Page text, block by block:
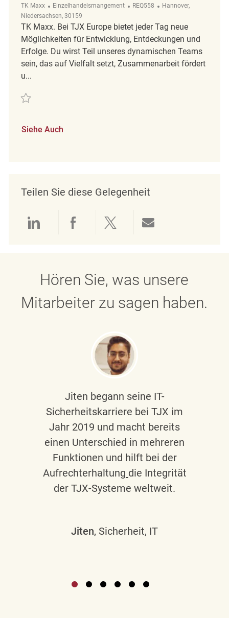
TK Maxx Kategorie
Einzelhandelsmangement ReqId
REQ558 Ort
Hannover,
Niedersachsen, 30159
TK Maxx. Bei TJX Europe bietet jeder Tag neue
Möglichkeiten für Entwicklung, Entdeckungen und
Erfolge. Du wirst Teil unseres dynamischen Teams
sein, das auf Vielfalt setzt, Zusammenarbeit fördert
u...
Retten Teamleiter Verkauf (m/w/d) REQ558
Siehe Auch
Teilen Sie diese Gelegenheit
Über LinkedIn teilen
Über Facebook teilen
Über Twitter teilen
Hören Sie, was unsere
Mitarbeiter zu sagen haben.
Jiten begann seine IT-
Sicherheitskarriere bei TJX im
Jahr 2019 und macht bereits
einen Unterschied in mehreren
Funktionen und hilft bei der
Aufrechterhaltung die Integrität
der TJX-Systeme weltweit.
Jiten, Sicherheit, IT